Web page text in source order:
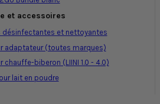
et accessoires
désinfectantes et nettoyantes
adaptateur (toutes marques)
chauffe-biberon (LIINI 1.0 - 4.0)
lait en poudre